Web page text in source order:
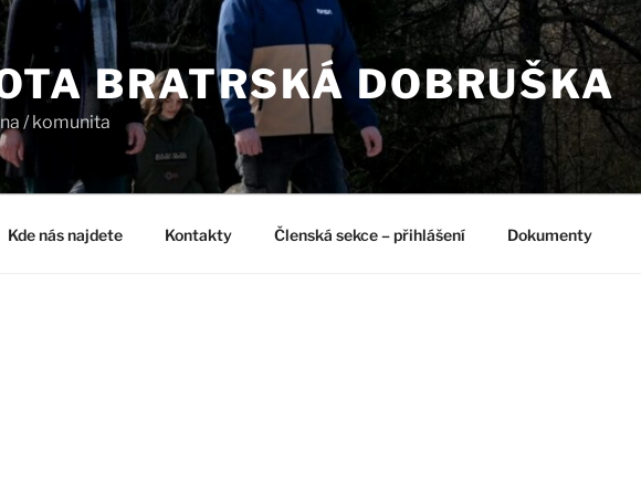
BRATRSKÁ DOBRUŠKA
/ komunita
Kde nás najdete Kontakty Členská sekce – přihlášení Dokumenty